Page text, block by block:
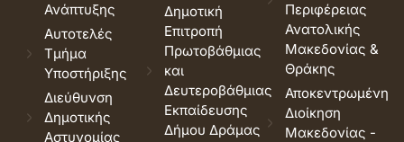
Ανάπτυξης
Αυτοτελές
Τμήμα
Υποστήριξης
Διεύθυνση
Δημοτικής
Αστυνομίας
Δημοτική
Επιτροπή
Πρωτοβάθμιας
και
Δευτεροβάθμιας
Εκπαίδευσης
Δήμου Δράμας
Περιφέρειας
Ανατολικής
Μακεδονίας &
Θράκης
Αποκεντρωμένη
Διοίκηση
Μακεδονίας -